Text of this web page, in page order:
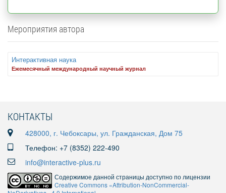
Мероприятия автора
Интерактивная наука
Ежемесячный международный научный журнал
КОНТАКТЫ
428000, г. Чебоксары, ул. Гражданская, Дом 75
Телефон: +7 (8352) 222-490
info@interactive-plus.ru
Содержимое данной страницы доступно по лицензии
Creative Commons «Attribution-NonCommercial-